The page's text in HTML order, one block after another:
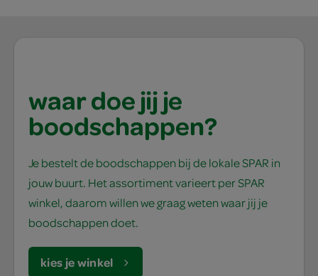
waar doe jij je
boodschappen?
Je bestelt de boodschappen bij de lokale SPAR in
jouw buurt. Het assortiment varieert per SPAR
winkel, daarom willen we graag weten waar jij je
boodschappen doet.
kies je winkel